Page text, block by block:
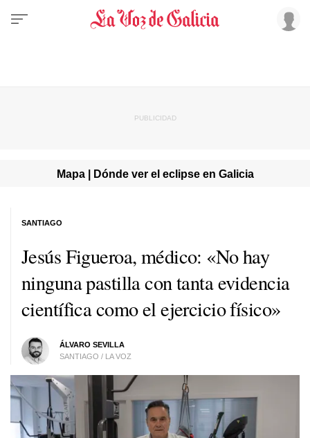
Mapa | Dónde ver el eclipse en Galicia
Jesús Figueroa, médico: «No hay
ninguna pastilla con tanta evidencia
científica como el ejercicio físico»
ÁLVARO SEVILLA
SANTIAGO / LA VOZ
SANTIAGO